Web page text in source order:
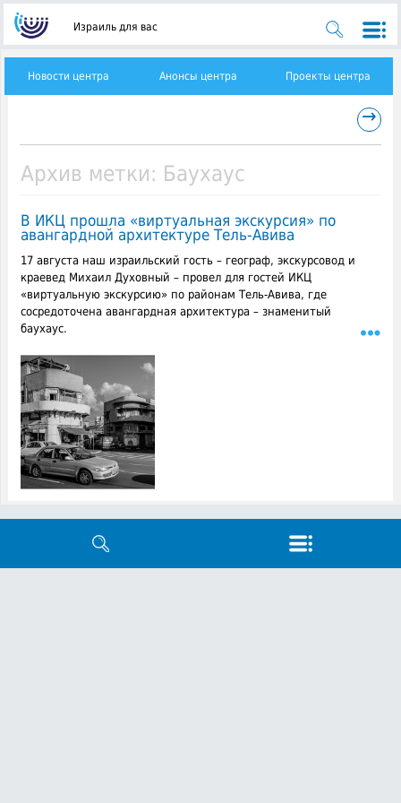
Израиль для вас
Новости центра Анонсы центра Проекты центра
→
Архив метки: Баухаус
В ИКЦ прошла «виртуальная экскурсия» по
авангардной архитектуре Тель-Авива
17 августа наш израильский гость – географ, экскурсовод и
краевед Михаил Духовный – провел для гостей ИКЦ
«виртуальную экскурсию» по районам Тель-Авива, где
сосредоточена авангардная архитектура – знаменитый
баухаус.